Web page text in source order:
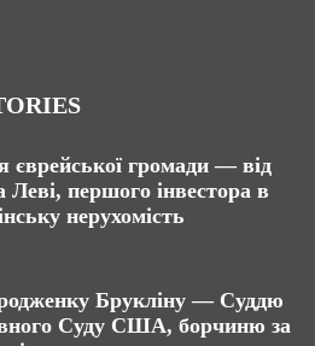
єврейської громади — від
першого інвестора в
нерухомість
Брукліну — Суддю
Суду США, борчиню за